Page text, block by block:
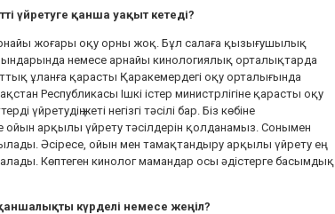
үйретуге қанша уақыт кетеді?
жоғары оқу орны жоқ. Бұл салаға қызығушылық
немесе арнайы кинологиялық орталықтарда
ұланға қарасты Қаракемердегі оқу орталығында
Республикасы Ішкі істер министрлігіне қарасты оқу
үйретудің жеті негізгі тәсілі бар. Біз көбіне
ойын арқылы үйрету тәсілдерін қолданамыз. Сонымен
Әсіресе, ойын мен тамақтандыру арқылы үйрету ең
Көптеген кинолог мамандар осы әдістерге басымдық
күрделі немесе жеңіл?